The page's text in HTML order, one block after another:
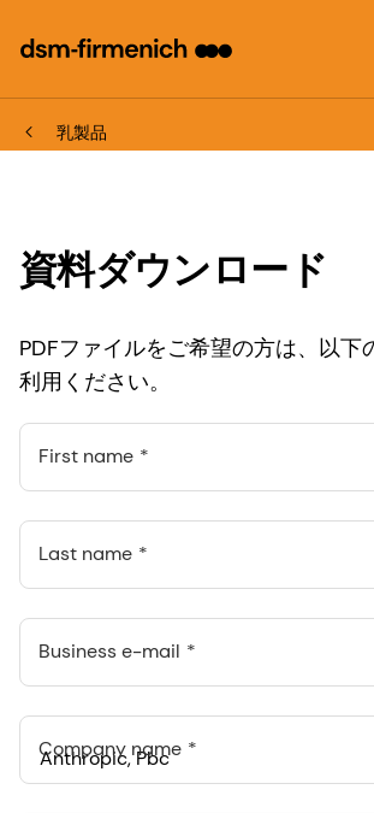
乳製品
資料ダウンロード
PDFファイルをご希望の方は、以下
利用ください。
First name
Last name
Business e-mail
Company name